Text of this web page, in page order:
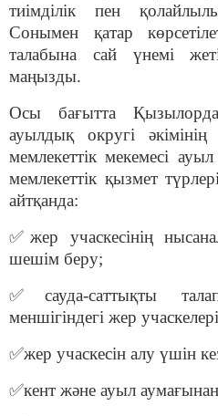
тиімділік пен
Сонымен қатар
талабына сай үнемі
маңызды.
Осы бағытта
ауылдық округі әкімінің
мемлекеттік мекемесі
мемлекеттік қызмет
айтқанда:
✅жер учаскесінің
шешім беру;
✅ сауда-саттықты
меншігіндегі жер
✅жер учаскесін алу үшін
✅кент және ауыл